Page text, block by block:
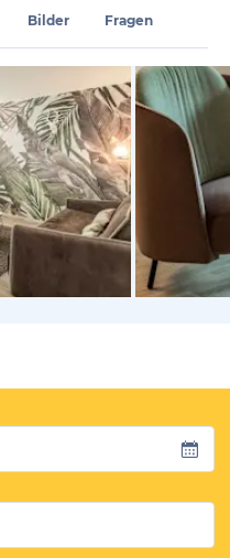
Bilder Fragen
von